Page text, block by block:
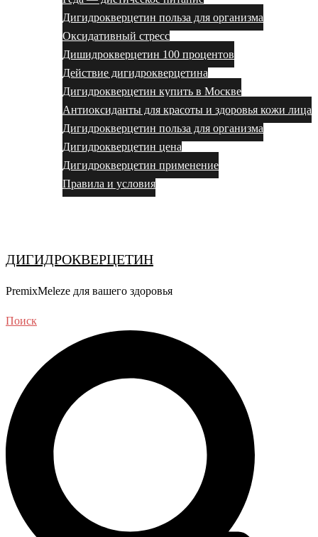
Дигидрокверцетин польза для организма
Оксидативный стресс
Дишидрокверцетин 100 процентов
Действие дигидрокверцетина
Дигидрокверцетин купить в Москве
Антиоксиданты для красоты и здоровья кожи лица
Дигидрокверцетин польза для организма
Дигидрокверцетин цена
Дигидрокверцетин применение
Правила и условия
ДИГИДРОКВЕРЦЕТИН
PremixMeleze для вашего здоровья
Поиск